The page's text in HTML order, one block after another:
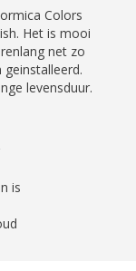
Colors
Het is mooi
net zo
levensduur.
is